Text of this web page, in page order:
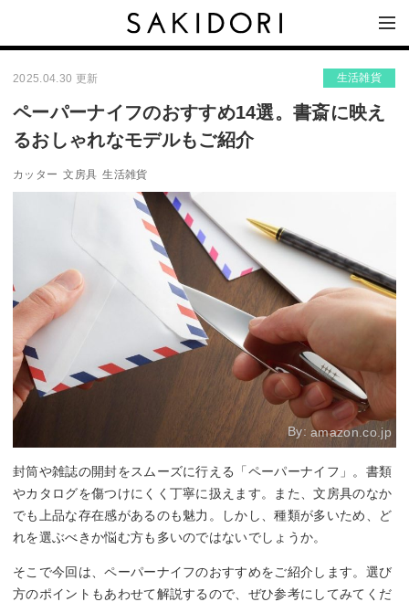
2025.04.30 更新 生活雑貨
ペーパーナイフのおすすめ14選。書斎に映え
るおしゃれなモデルもご紹介
カッター 文房具 生活雑貨
By:amazon.co.jp
封筒や雑誌の開封をスムーズに行える「ペーパーナイフ」。書類
やカタログを傷つけにくく丁寧に扱えます。また、文房具のなか
でも上品な存在感があるのも魅力。しかし、種類が多いため、ど
れを選ぶべきか悩む方も多いのではないでしょうか。
そこで今回は、ペーパーナイフのおすすめをご紹介します。選び
方のポイントもあわせて解説するので、ぜひ参考にしてみてくだ